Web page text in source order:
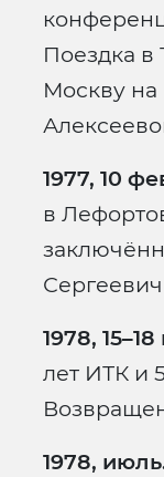
Поездка в
Москву
1977, 10
в
1978,
лет ИТК и
1978,